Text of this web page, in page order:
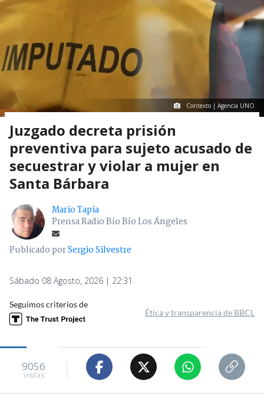
Contexto | Agencia UNO
Juzgado decreta prisión
preventiva para sujeto acusado de
secuestrar y violar a mujer en
Santa Bárbara
Mario Tapia
Prensa Radio Bío Bío Los Ángeles
Publicado porSergio Silvestre
Sábado 08 Agosto, 2026 | 22:31
Seguimos criterios de
Ética y transparencia de BBCL
9056
visitas